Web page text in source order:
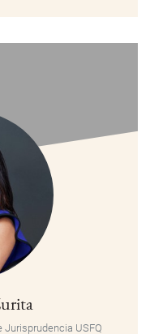
Jurisprudencia USFQ